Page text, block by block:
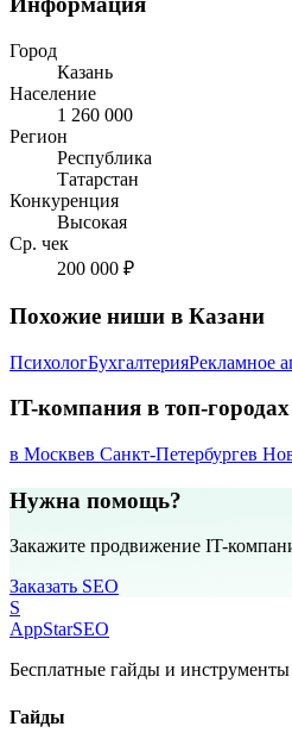
Город
Казань
Население
1 260 000
Регион
Республика
Татарстан
Конкуренция
Высокая
Ср. чек
200 000 ₽
Похожие ниши в Казани
ПсихологБухгалтерияРекламное
IT-компания в топ-городах
в Москвев Санкт-Петербургев
Нужна помощь?
Закажите продвижение IT-
Заказать SEO
S
AppStarSEO
Бесплатные гайды и
Гайды